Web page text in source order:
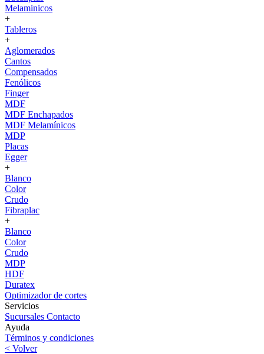
Melaminicos
+
Tableros
+
Aglomerados
Cantos
Compensados
Fenólicos
Finger
MDF
MDF Enchapados
MDF Melamínicos
MDP
Placas
Egger
+
Blanco
Color
Crudo
Fibraplac
+
Blanco
Color
Crudo
MDP
HDF
Duratex
Optimizador de cortes
Servicios
Sucursales Contacto
Ayuda
Términos y condiciones
< Volver